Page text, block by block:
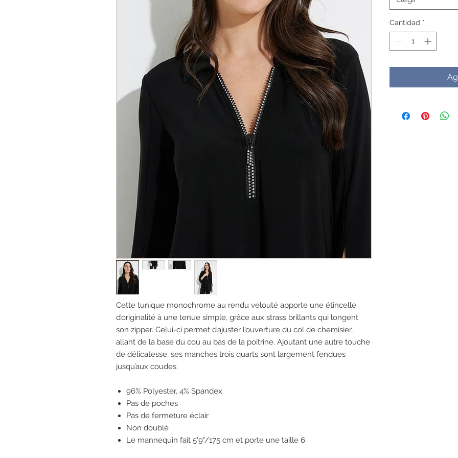
Cette tunique monochrome au rendu velouté apporte une étincelle
d’originalité à une tenue simple, grâce aux strass brillants qui longent
son zipper. Celui-ci permet d’ajuster l’ouverture du col de chemisier,
allant de la base du cou au bas de la poitrine. Ajoutant une autre touche
de délicatesse, ses manches trois quarts sont largement fendues
jusqu’aux coudes.
96% Polyester, 4% Spandex
Pas de poches
Pas de fermeture éclair
Non doublé
Le mannequin fait 5'9"/175 cm et porte une taille 6.
Cantidad *